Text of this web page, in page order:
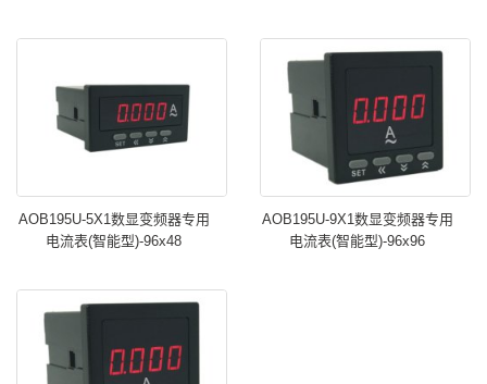
AOB195U-5X1数显变频器专用
电流表(智能型)-96x48
AOB195U-9X1数显变频器专用
电流表(智能型)-96x96